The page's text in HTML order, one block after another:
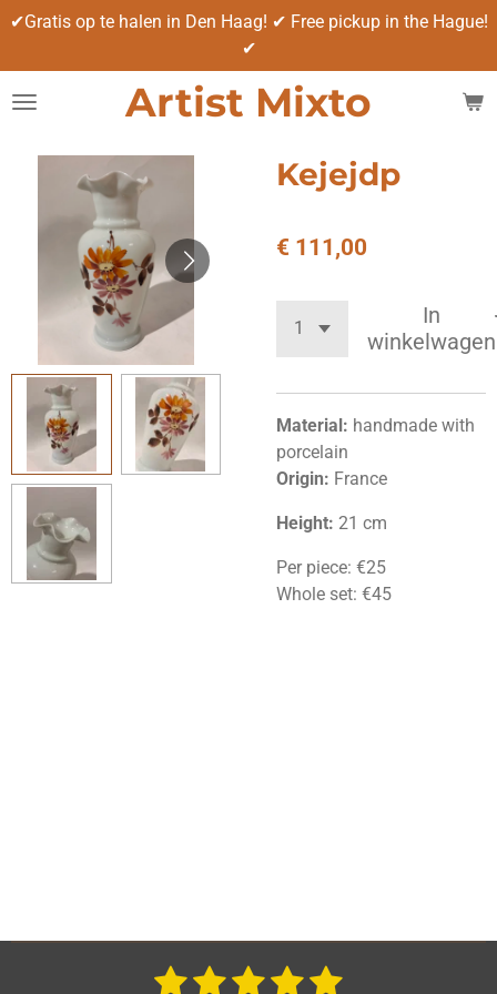
Ga
naar
de
Artist Mixto
✔Gratis op te halen in Den Haag! ✔ Free pickup in the Hague!
✔
Kejejdp
€ 111,00
In
winkelwagen
Material: handmade with
porcelain
Origin: France
Height: 21 cm
Per piece: €25
Whole set: €45
1 2 3 4 5